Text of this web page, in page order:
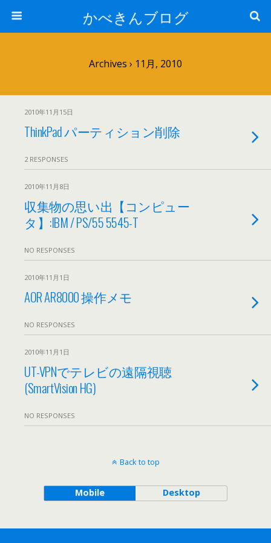
かべきんブログ
Archives › 11月, 2010
2010年11月15日
ThinkPad パーティション削除
2 RESPONSES
2010年11月8日
収集物の思い出【コンピュー
タ】:IBM / PS/55 5545-T
NO RESPONSES
2010年11月1日
AOR AR8000 操作メモ
NO RESPONSES
2010年11月1日
UT-VPNでテレビの遠隔視聴
(SmartVision HG)
NO RESPONSES
Back to top
Mobile Desktop